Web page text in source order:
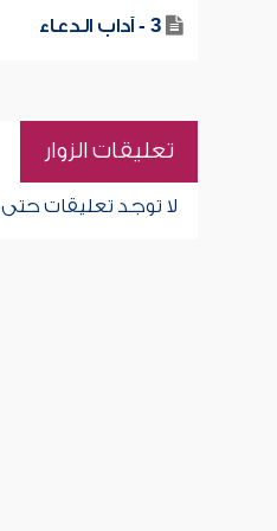
3 - آداب الدعاء
تعليقات الزوار
لا توجد تعليقات حتى